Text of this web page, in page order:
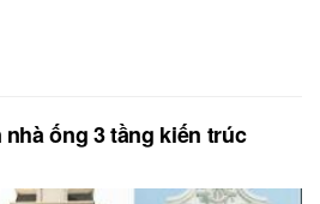
ống 3 tầng kiến trúc